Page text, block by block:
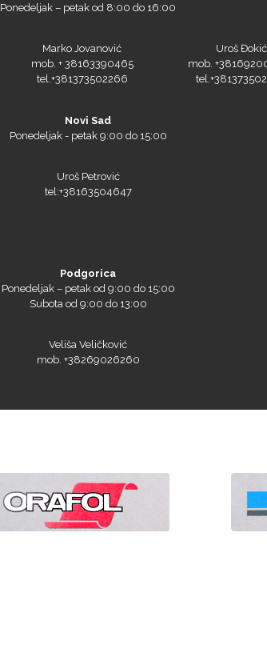
Ponedeljak – petak od 8:00 do 16:00
Marko Jovanović
mob. + 38163390465
tel.+381373502266
Uroš Đokić
mob.
Novi Sad
Ponedeljak - petak 9:00 do 15:00
Uroš Petrović
tel:+38163504647
Podgorica
Ponedeljak – petak od 9:00 do 15:00
Subota od 9:00 do 13:00
Veliša Veličković
mob. +38269026260